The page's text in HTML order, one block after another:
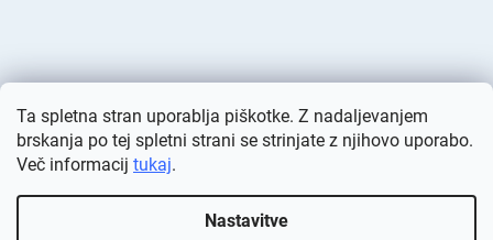
Ta spletna stran uporablja piškotke. Z nadaljevanjem
brskanja po tej spletni strani se strinjate z njihovo uporabo.
Več informacij tukaj.
Nastavitve